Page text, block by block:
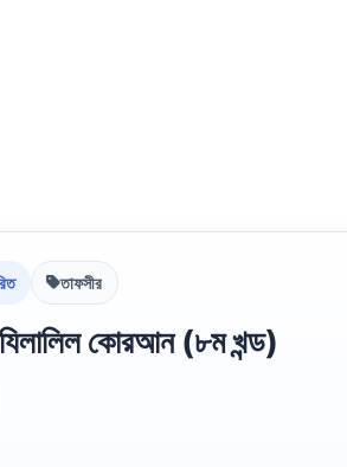
তাফসীর
কোরআন (৮ম খন্ড)